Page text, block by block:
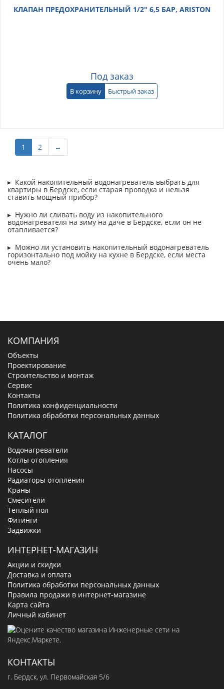
КЛАПАН ПРЕДОХРАНИТЕЛЬНЫЙ 1/2" 6,5 БАР, ARISTON
Под заказ
В корзину Быстрый заказ
1 2 →
Какой накопительный водонагреватель выбрать для
квартиры в Бердске, если старая проводка и нельзя
ставить мощный прибор?
Нужно ли сливать воду из накопительного
водонагревателя на зиму на даче в Бердске, если он не
отапливается?
Можно ли установить накопительный водонагреватель
горизонтально под мойку на кухне в Бердске, если места
очень мало?
КОМПАНИЯ
Объекты
Проектирование
Строительство и монтаж
Сервис
Контакты
Политика конфиденциальности
Политика обработки персональных данных
КАТАЛОГ
Водонагреватели
Котлы отопления
Насосы
Радиаторы отопления
Краны
Смесители
Теплый пол
Фитинги
Задвижки
ИНТЕРНЕТ-МАГАЗИН
Акции и скидки
Доставка и оплата
Политика обработки персональных данных
Правила продажи в интернет-магазине
Карта сайта
Личный кабинет
КОНТАКТЫ
г. Бердск, ул. Первомайская 5/6